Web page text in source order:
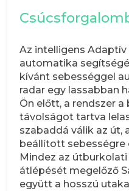
Az intelligens
automatika
kívánt sebességgel
radar egy lassabban
Ön előtt, a rendszer
távolságot tartva
szabaddá válik az út,
beállított
Mindez az
átlépését megelőző
együtt a hosszú